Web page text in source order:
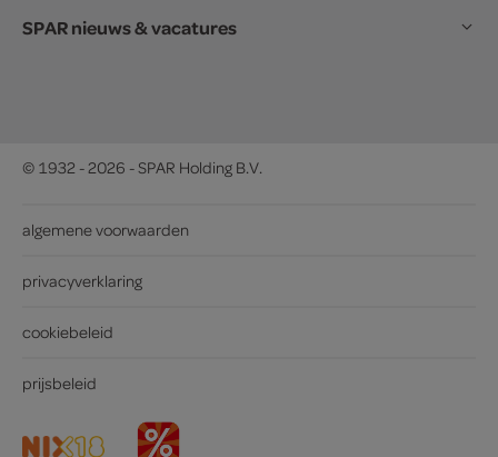
SPAR nieuws & vacatures
© 1932 - 2026 - SPAR Holding B.V.
algemene voorwaarden
privacyverklaring
cookiebeleid
prijsbeleid